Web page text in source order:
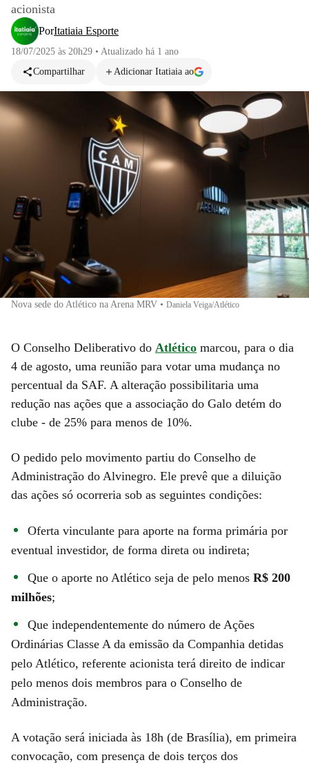
acionista
PorItatiaia Esporte
18/07/2025 às 20h29 • Atualizado há 1 ano
Compartilhar
Adicionar Itatiaia ao
Nova sede do Atlético na Arena MRV • Daniela Veiga/Atlético
O Conselho Deliberativo do Atlético marcou, para o dia
4 de agosto, uma reunião para votar uma mudança no
percentual da SAF. A alteração possibilitaria uma
redução nas ações que a associação do Galo detém do
clube - de 25% para menos de 10%.
O pedido pelo movimento partiu do Conselho de
Administração do Alvinegro. Ele prevê que a diluição
das ações só ocorreria sob as seguintes condições:
Oferta vinculante para aporte na forma primária por
eventual investidor, de forma direta ou indireta;
Que o aporte no Atlético seja de pelo menos R$ 200
milhões;
Que independentemente do número de Ações
Ordinárias Classe A da emissão da Companhia detidas
pelo Atlético, referente acionista terá direito de indicar
pelo menos dois membros para o Conselho de
Administração.
A votação será iniciada às 18h (de Brasília), em primeira
convocação, com presença de dois terços dos